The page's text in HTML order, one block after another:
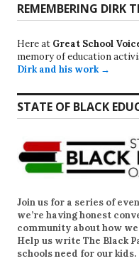
REMEMBERING DIRK
Here at Great School
memory of education
Dirk and his work →
STATE OF BLACK
Join us for a series of
we’re having honest
community about how
Help us write The Black
schools need for our kids.